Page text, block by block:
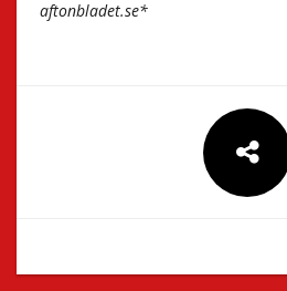
aftonbladet.se*